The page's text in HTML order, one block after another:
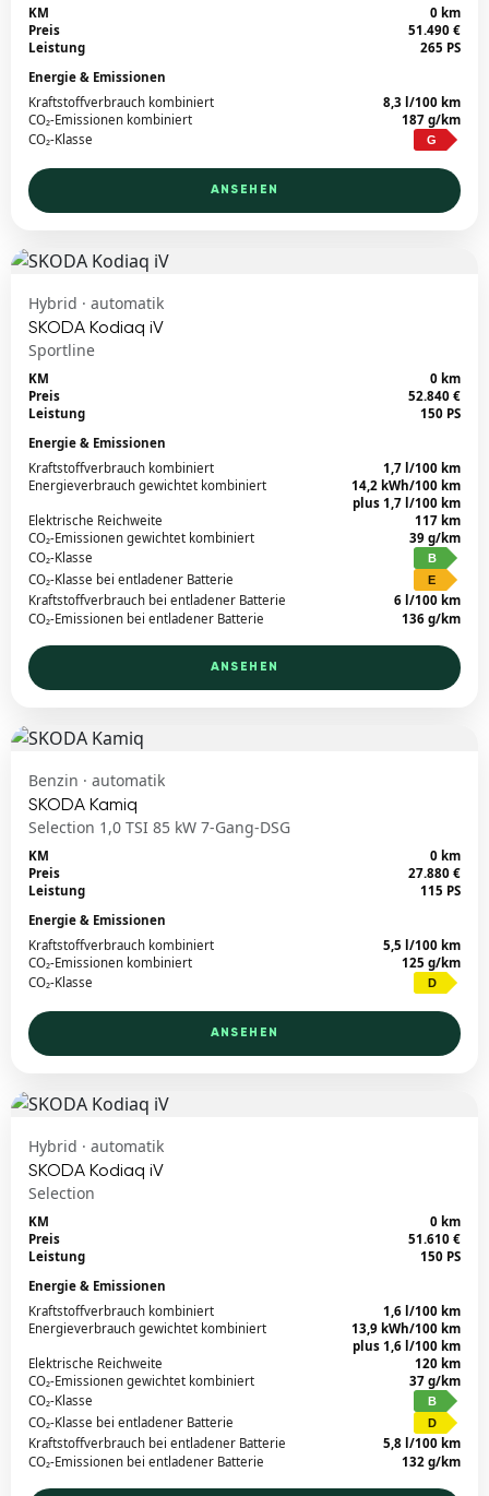
KM
0 km
Preis
51.490 €
Leistung
265 PS
Energie & Emissionen
Kraftstoffverbrauch kombiniert
8,3 l/100 km
CO₂-Emissionen kombiniert
187 g/km
CO₂-Klasse
G
ANSEHEN
Hybrid · automatik
SKODA Kodiaq iV
Sportline
KM
0 km
Preis
52.840 €
Leistung
150 PS
Energie & Emissionen
Kraftstoffverbrauch kombiniert
1,7 l/100 km
Energieverbrauch gewichtet kombiniert
14,2 kWh/100 km
plus 1,7 l/100 km
Elektrische Reichweite
117 km
CO₂-Emissionen gewichtet kombiniert
39 g/km
CO₂-Klasse
B
CO₂-Klasse bei entladener Batterie E
Kraftstoffverbrauch bei entladener Batterie
6 l/100 km
CO₂-Emissionen bei entladener Batterie
136 g/km
ANSEHEN
Benzin · automatik
SKODA Kamiq
Selection 1,0 TSI 85 kW 7-Gang-DSG
KM
0 km
Preis
27.880 €
Leistung
115 PS
Energie & Emissionen
Kraftstoffverbrauch kombiniert
5,5 l/100 km
CO₂-Emissionen kombiniert
125 g/km
CO₂-Klasse
D
ANSEHEN
Hybrid · automatik
SKODA Kodiaq iV
Selection
KM
0 km
Preis
51.610 €
Leistung
150 PS
Energie & Emissionen
Kraftstoffverbrauch kombiniert
1,6 l/100 km
Energieverbrauch gewichtet kombiniert
13,9 kWh/100 km
plus 1,6 l/100 km
Elektrische Reichweite
120 km
CO₂-Emissionen gewichtet kombiniert
37 g/km
CO₂-Klasse
B
CO₂-Klasse bei entladener Batterie D
Kraftstoffverbrauch bei entladener Batterie
5,8 l/100 km
CO₂-Emissionen bei entladener Batterie
132 g/km